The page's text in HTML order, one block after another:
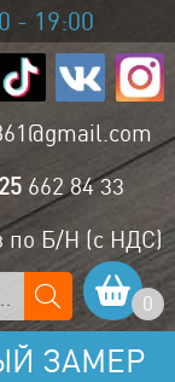
- 19:00
662 84 33
по Б/Н (с НДС)
0
ЗАМЕР